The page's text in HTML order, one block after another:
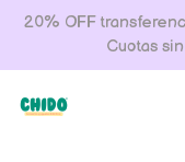
20% OFF
Cuotas